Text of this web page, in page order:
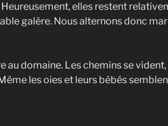
elles restent
galère. Nous alternons donc
au domaine. Les chemins se
les oies et leurs bébés